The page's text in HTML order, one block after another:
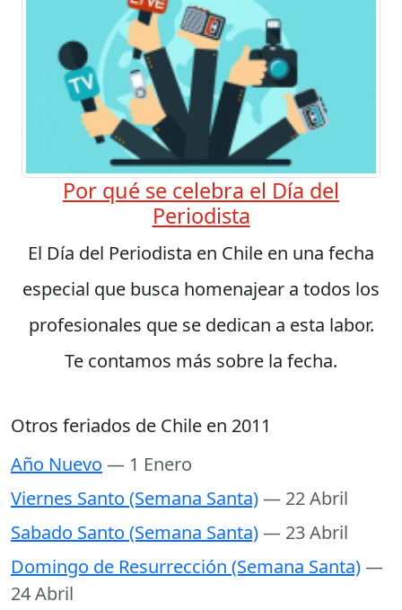
Por qué se celebra el Día del
Periodista
El Día del Periodista en Chile en una fecha
especial que busca homenajear a todos los
profesionales que se dedican a esta labor.
Te contamos más sobre la fecha.
Otros feriados de Chile en 2011
Año Nuevo — 1 Enero
Viernes Santo (Semana Santa)— 22 Abril
Sabado Santo (Semana Santa)— 23 Abril
Domingo de Resurrección (Semana Santa)—
24 Abril